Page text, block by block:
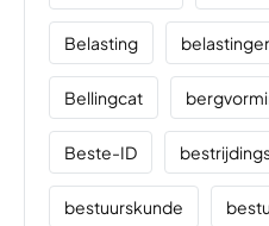
Belasting
Bellingcat
Beste-ID
bestuurskunde